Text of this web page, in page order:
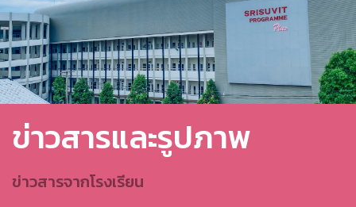
ข่าวสารและรูปภาพ
ข่าวสารจากโรงเรียน